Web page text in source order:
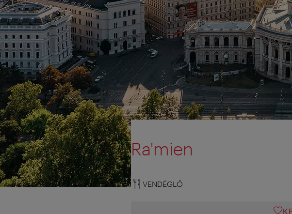
Ra'mien
VENDÉGLŐ